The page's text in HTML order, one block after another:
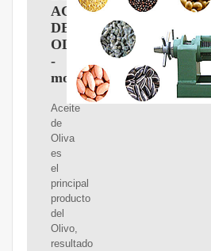
ACEITE
DE
OLIVA
-
molive.es
Aceite
de
Oliva
es
el
principal
producto
del
Olivo,
resultado